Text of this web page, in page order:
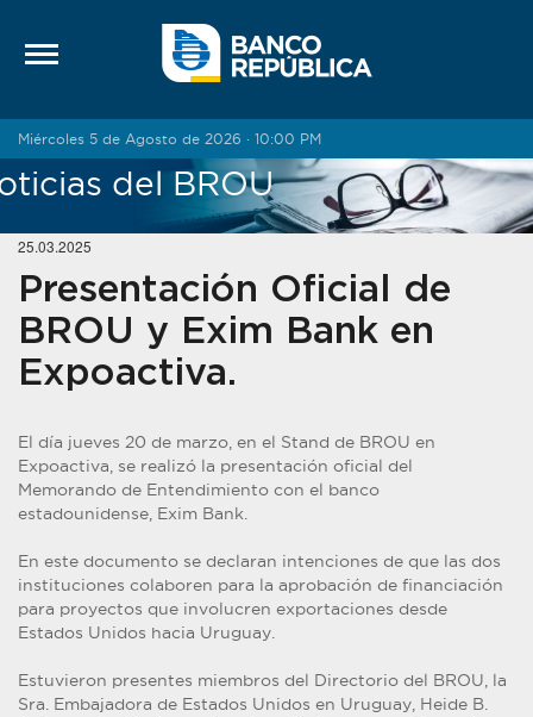
Miércoles 5 de Agosto de 2026 · 10:00 PM
del BROU
25.03.2025
Presentación Oficial de
BROU y Exim Bank en
Expoactiva.
El día jueves 20 de marzo, en el Stand de BROU en
Expoactiva, se realizó la presentación oficial del
Memorando de Entendimiento con el banco
estadounidense, Exim Bank.
En este documento se declaran intenciones de que las dos
instituciones colaboren para la aprobación de financiación
para proyectos que involucren exportaciones desde
Estados Unidos hacia Uruguay.
Estuvieron presentes miembros del Directorio del BROU, la
Sra. Embajadora de Estados Unidos en Uruguay, Heide B.